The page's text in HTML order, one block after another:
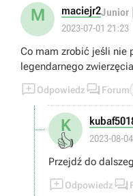
M maciejr2Junior
2023-07-01 21:23
Co mam zrobić jeśli nie
legendarnego
Odpowiedz  Forum
K
👍 2023-08-
Przejdź do
Odpowiedz 